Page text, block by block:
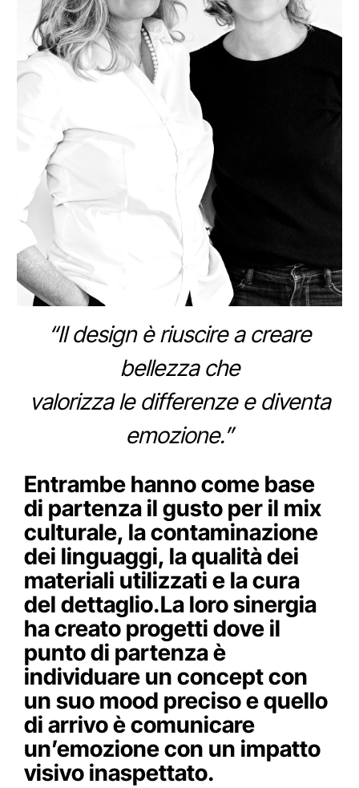
“Il design è riuscire a creare
bellezza che
valorizza le differenze e diventa
emozione.”
Entrambe hanno come base
di partenza il gusto per il mix
culturale, la contaminazione
dei linguaggi, la qualità dei
materiali utilizzati e la cura
del dettaglio.La loro sinergia
ha creato progetti dove il
punto di partenza è
individuare un concept con
un suo mood preciso e quello
di arrivo è comunicare
un’emozione con un impatto
visivo inaspettato.